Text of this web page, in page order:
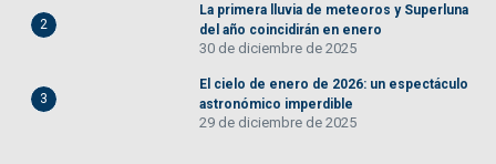
2
La primera lluvia de meteoros y Superluna
del año coincidirán en enero
30 de diciembre de 2025
3
El cielo de enero de 2026: un espectáculo
astronómico imperdible
29 de diciembre de 2025